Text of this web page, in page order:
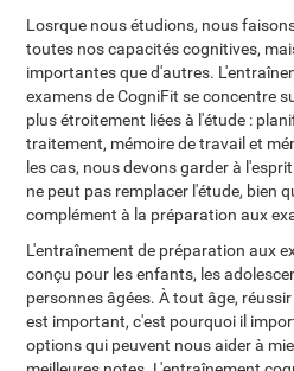
Losrque nous étudions, nous
toutes nos capacités cognitives,
importantes que d'autres.
examens de CogniFit se concentre
plus étroitement liées à l'étude :
traitement, mémoire de travail et
les cas, nous devons garder à
ne peut pas remplacer l'étude, bien
complément à la préparation aux
L'entraînement de préparation aux
conçu pour les enfants, les
personnes âgées. À tout âge,
est important, c'est pourquoi il
options qui peuvent nous aider à